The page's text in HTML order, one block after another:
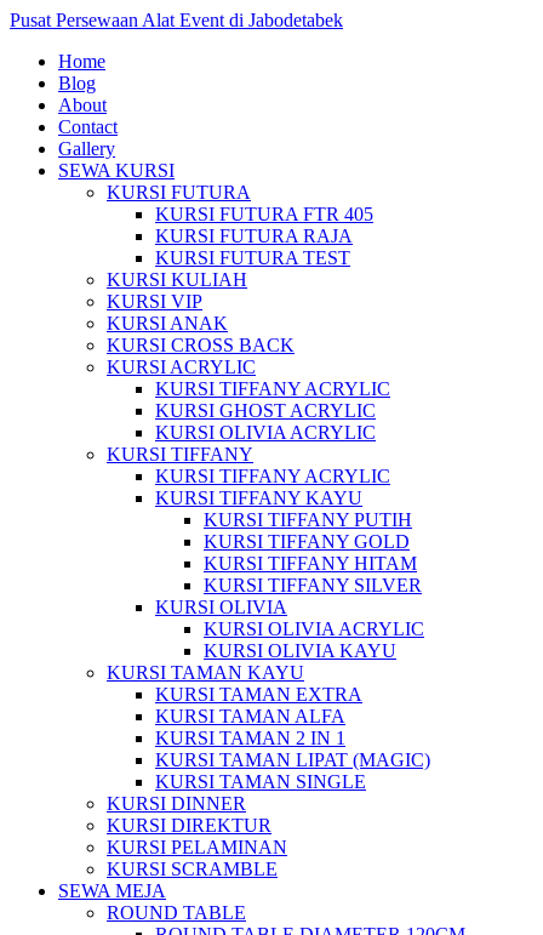
Pusat Persewaan Alat Event di Jabodetabek
Home
Blog
About
Contact
Gallery
SEWA KURSI
KURSI FUTURA
KURSI FUTURA FTR 405
KURSI FUTURA RAJA
KURSI FUTURA TEST
KURSI KULIAH
KURSI VIP
KURSI ANAK
KURSI CROSS BACK
KURSI ACRYLIC
KURSI TIFFANY ACRYLIC
KURSI GHOST ACRYLIC
KURSI OLIVIA ACRYLIC
KURSI TIFFANY
KURSI TIFFANY ACRYLIC
KURSI TIFFANY KAYU
KURSI TIFFANY PUTIH
KURSI TIFFANY GOLD
KURSI TIFFANY HITAM
KURSI TIFFANY SILVER
KURSI OLIVIA
KURSI OLIVIA ACRYLIC
KURSI OLIVIA KAYU
KURSI TAMAN KAYU
KURSI TAMAN EXTRA
KURSI TAMAN ALFA
KURSI TAMAN 2 IN 1
KURSI TAMAN LIPAT (MAGIC)
KURSI TAMAN SINGLE
KURSI DINNER
KURSI DIREKTUR
KURSI PELAMINAN
KURSI SCRAMBLE
SEWA MEJA
ROUND TABLE